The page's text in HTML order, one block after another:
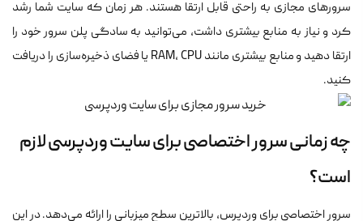
سرورهای مجازی به راحتی قابل ارتقا هستند. هر زمان که سایت شما رشد
کرد و نیاز به منابع بیشتری داشت، می‌توانید به سادگی پلن سرور خود را
ارتقا دهید و منابع بیشتری مانند RAM، CPU یا فضای ذخیره‌سازی را دریافت
کنید.
چه زمانی سرور اختصاصی برای سایت وردپرسی لازم
است؟
سرور اختصاصی برای وردپرس، بالاترین سطح میزبانی را ارائه می‌دهد. در این